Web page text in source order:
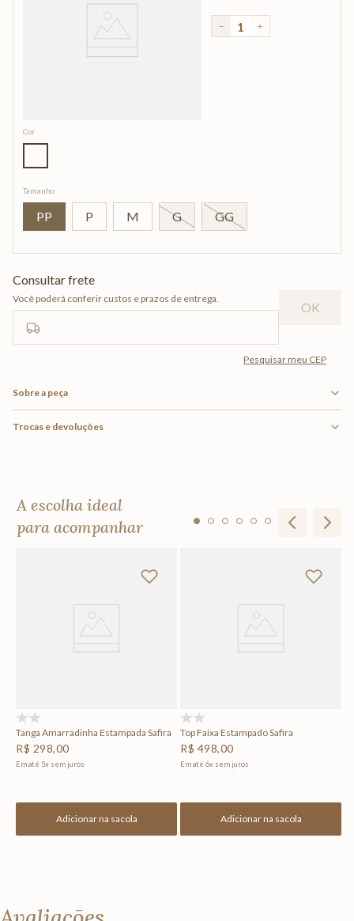
＋
－
Cor
Tamanho
PP P M G GG
Sobre a peça
Trocas e devoluções
A escolha ideal
para acompanhar
Tanga Amarradinha Estampada Safira
R$ 298,00
Em até 5x sem juros
Adicionar na sacola
Top Faixa Estampado Safira
R$ 498,00
Em até 6x sem juros
Adicionar na sacola